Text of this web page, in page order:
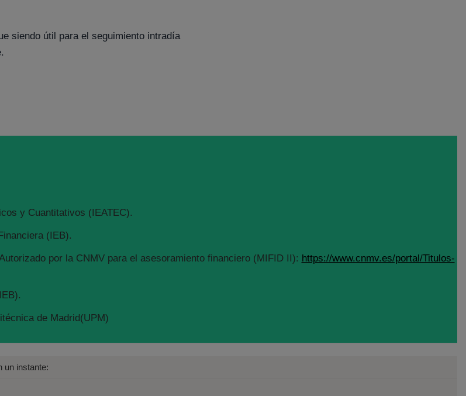
siendo útil para el seguimiento intradía
y Cuantitativos (IEATEC).
(IEB).
por la CNMV para el asesoramiento financiero (MIFID II): https://www.cnmv.es/portal/Titulos-
de Madrid(UPM)
un instante: